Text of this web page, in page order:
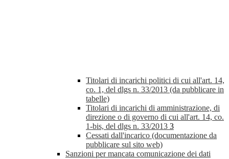
Titolari di incarichi politici di cui all'art. 14,
co. 1, del dlgs n. 33/2013 (da pubblicare in
tabelle)
Titolari di incarichi di amministrazione, di
direzione o di governo di cui all'art. 14, co.
1-bis, del dlgs n. 33/2013 3
Cessati dall'incarico (documentazione da
pubblicare sul sito web)
Sanzioni per mancata comunicazione dei dati